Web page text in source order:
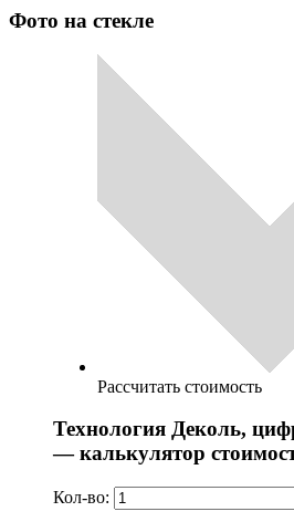
Фото на стекле
Рассчитать стоимость
Технология Деколь,
— калькулятор
Кол-во: